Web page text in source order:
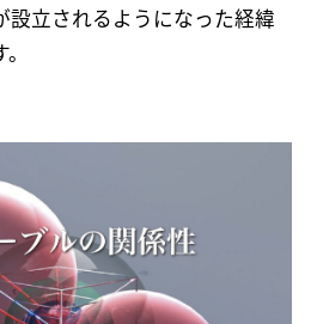
設立されるようになった経緯